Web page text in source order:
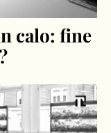
calo: fine